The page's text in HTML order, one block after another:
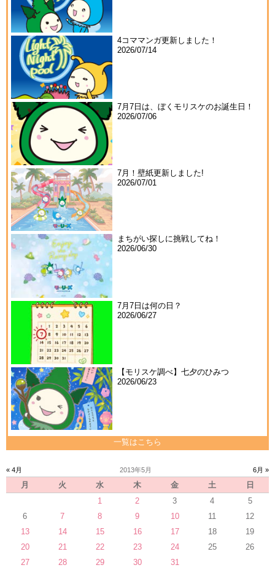
4コママンガ更新しました！
2026/07/14
7月7日は、ぼくモリスケのお誕生日！
2026/07/06
7月！壁紙更新しました!
2026/07/01
まちがい探しに挑戦してね！
2026/06/30
7月7日は何の日？
2026/06/27
【モリスケ調べ】七夕のひみつ
2026/06/23
一覧はこちら
« 4月 2013年5月 6月 »
月 火 水 木 金 土
日
1
2 3 4
5
6
7 8 9 10 11
12
13
14 15 16 17 18
19
20
21 22 23 24 25
26
27
28 29 30 31